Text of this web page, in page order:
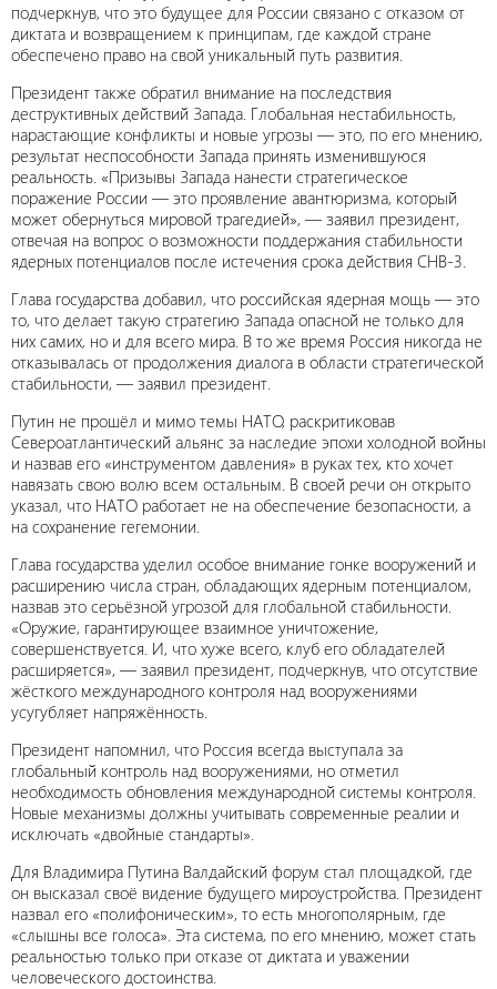
подчеркнув, что это будущее для России связано с отказом от
диктата и возвращением к принципам, где каждой стране
обеспечено право на свой уникальный путь развития.
Президент также обратил внимание на последствия
деструктивных действий Запада. Глобальная нестабильность,
нарастающие конфликты и новые угрозы — это, по его мнению,
результат неспособности Запада принять изменившуюся
реальность. «Призывы Запада нанести стратегическое
поражение России — это проявление авантюризма, который
может обернуться мировой трагедией», — заявил президент,
отвечая на вопрос о возможности поддержания стабильности
ядерных потенциалов после истечения срока действия СНВ-3.
Глава государства добавил, что российская ядерная мощь — это
то, что делает такую стратегию Запада опасной не только для
них самих, но и для всего мира. В то же время Россия никогда не
отказывалась от продолжения диалога в области стратегической
стабильности, — заявил президент.
Путин не прошёл и мимо темы НАТО, раскритиковав
Североатлантический альянс за наследие эпохи холодной войны
и назвав его «инструментом давления» в руках тех, кто хочет
навязать свою волю всем остальным. В своей речи он открыто
указал, что НАТО работает не на обеспечение безопасности, а
на сохранение гегемонии.
Глава государства уделил особое внимание гонке вооружений и
расширению числа стран, обладающих ядерным потенциалом,
назвав это серьёзной угрозой для глобальной стабильности.
«Оружие, гарантирующее взаимное уничтожение,
совершенствуется. И, что хуже всего, клуб его обладателей
расширяется», — заявил президент, подчеркнув, что отсутствие
жёсткого международного контроля над вооружениями
усугубляет напряжённость.
Президент напомнил, что Россия всегда выступала за
глобальный контроль над вооружениями, но отметил
необходимость обновления международной системы контроля.
Новые механизмы должны учитывать современные реалии и
исключать «двойные стандарты».
Для Владимира Путина Валдайский форум стал площадкой, где
он высказал своё видение будущего мироустройства. Президент
назвал его «полифоническим», то есть многополярным, где
«слышны все голоса». Эта система, по его мнению, может стать
реальностью только при отказе от диктата и уважении
человеческого достоинства.